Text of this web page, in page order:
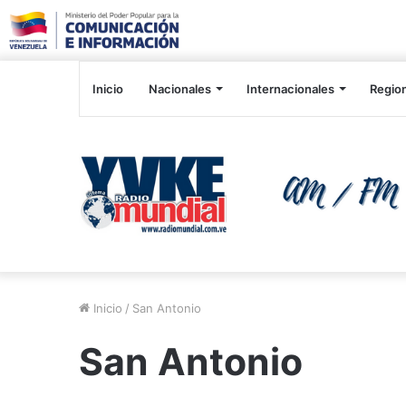
Inicio Nacionales Internacionales
Inicio / San Antonio
San Antonio